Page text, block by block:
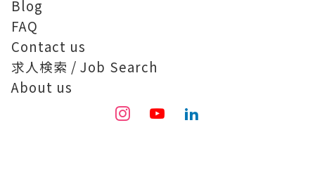
Blog
FAQ
Contact us
求人検索 / Job Search
About us